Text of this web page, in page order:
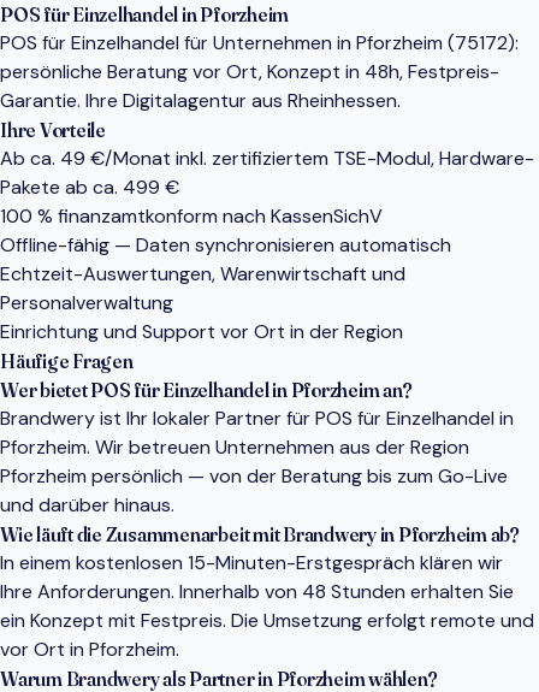
POS für Einzelhandel in Pforzheim
POS für Einzelhandel für Unternehmen in Pforzheim (75172):
persönliche Beratung vor Ort, Konzept in 48h, Festpreis-
Garantie. Ihre Digitalagentur aus Rheinhessen.
Ihre Vorteile
Ab ca. 49 €/Monat inkl. zertifiziertem TSE-Modul, Hardware-
Pakete ab ca. 499 €
100 % finanzamtkonform nach KassenSichV
Offline-fähig — Daten synchronisieren automatisch
Echtzeit-Auswertungen, Warenwirtschaft und
Personalverwaltung
Einrichtung und Support vor Ort in der Region
Häufige Fragen
Wer bietet POS für Einzelhandel in Pforzheim an?
Brandwery ist Ihr lokaler Partner für POS für Einzelhandel in
Pforzheim. Wir betreuen Unternehmen aus der Region
Pforzheim persönlich — von der Beratung bis zum Go-Live
und darüber hinaus.
Wie läuft die Zusammenarbeit mit Brandwery in Pforzheim ab?
In einem kostenlosen 15-Minuten-Erstgespräch klären wir
Ihre Anforderungen. Innerhalb von 48 Stunden erhalten Sie
ein Konzept mit Festpreis. Die Umsetzung erfolgt remote und
vor Ort in Pforzheim.
Warum Brandwery als Partner in Pforzheim wählen?